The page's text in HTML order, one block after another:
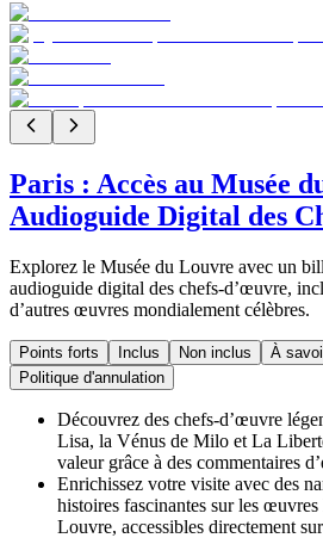
Paris : Accès au Musée
Audioguide Digital des
Explorez le Musée du Louvre avec un
audioguide digital des chefs-d’œuvre,
d’autres œuvres mondialement célèbres.
Points forts Inclus Non inclus
À
Politique d'annulation
Découvrez des chefs-d’œuvre
Lisa, la Vénus de Milo et La
valeur grâce à des commentaires
Enrichissez votre visite avec des
histoires fascinantes sur les œuvres
Louvre, accessibles directement